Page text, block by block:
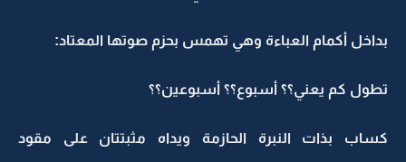
بداخل أكمام العباءة وهي تهمس بحزم صوتها المعتاد:
تطول كم يعني؟؟ أسبوع؟؟ أسبوعين؟؟
كساب بذات النبرة الحازمة ويداه مثبتتان على مقود